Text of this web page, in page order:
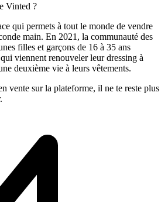
Vinted ?
qui permets à tout le monde de vendre
main. En 2021, la communauté des
filles et garçons de 16 à 35 ans
viennent renouveler leur dressing à
deuxième vie à leurs vêtements.
vente sur la plateforme, il ne te reste plus